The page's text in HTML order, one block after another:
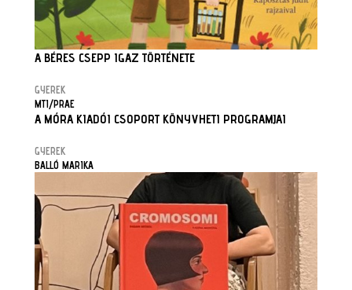
A BÉRES CSEPP IGAZ TÖRTÉNETE
GYEREK
MTI/PRAE
A MÓRA KIADÓI CSOPORT KÖNYVHETI PROGRAMJAI
GYEREK
BALLÓ MARIKA